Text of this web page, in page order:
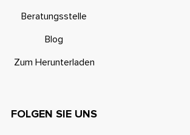
Beratungsstelle
Blog
Zum Herunterladen
FOLGEN SIE UNS